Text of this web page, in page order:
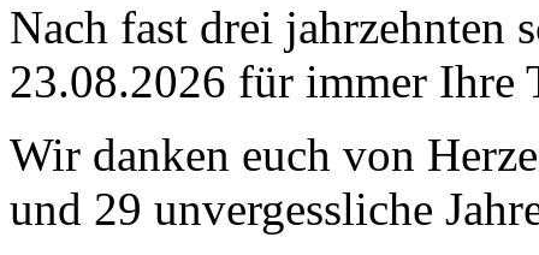
Nach fast drei jahrzehnten
23.08.2026 für immer Ihre
Wir danken euch von
und 29 unvergessliche